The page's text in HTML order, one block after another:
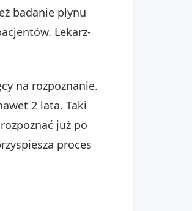
badanie płynu
Lekarz-
na rozpoznanie.
2 lata. Taki
już po
proces